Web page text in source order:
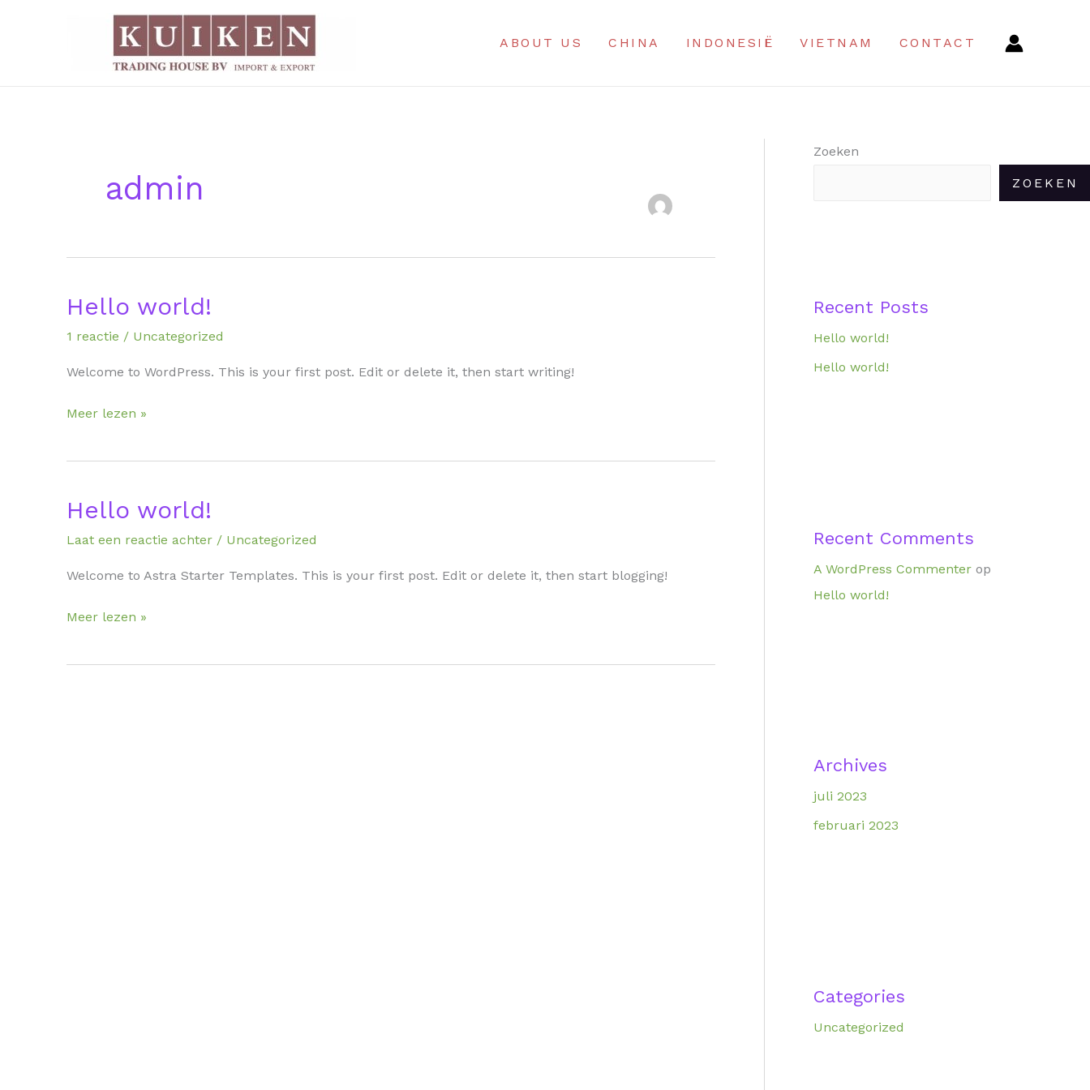
ABOUT US CHINA INDONESIË VIETNAM CONTACT
admin
Hello world!
1 reactie / Uncategorized
Welcome to WordPress. This is your first post. Edit or delete it, then start writing!
Hello
Meer lezen »
Hello world!
Laat een reactie achter / Uncategorized
Welcome to Astra Starter Templates. This is your first post. Edit or delete it, then start blogging!
Hello
Meer lezen »
Zoeken
ZOEKEN
Recent Posts
Hello world!
Hello world!
Recent Comments
A WordPress Commenter op
Hello world!
Archives
juli 2023
februari 2023
Categories
Uncategorized